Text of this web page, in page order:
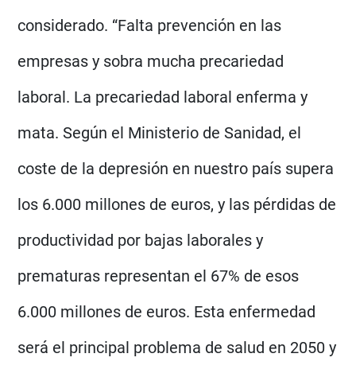
considerado. “Falta prevención en las
empresas y sobra mucha precariedad
laboral. La precariedad laboral enferma y
mata. Según el Ministerio de Sanidad, el
coste de la depresión en nuestro país supera
los 6.000 millones de euros, y las pérdidas de
productividad por bajas laborales y
prematuras representan el 67% de esos
6.000 millones de euros. Esta enfermedad
será el principal problema de salud en 2050 y